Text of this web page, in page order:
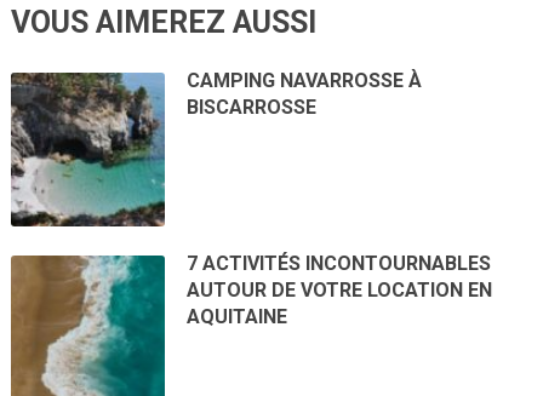
VOUS AIMEREZ AUSSI
CAMPING NAVARROSSE À
BISCARROSSE
7 ACTIVITÉS INCONTOURNABLES
AUTOUR DE VOTRE LOCATION EN
AQUITAINE